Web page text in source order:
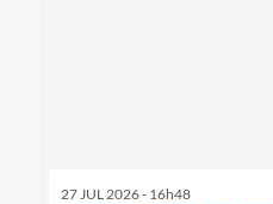
27 JUL 2026 - 16h48